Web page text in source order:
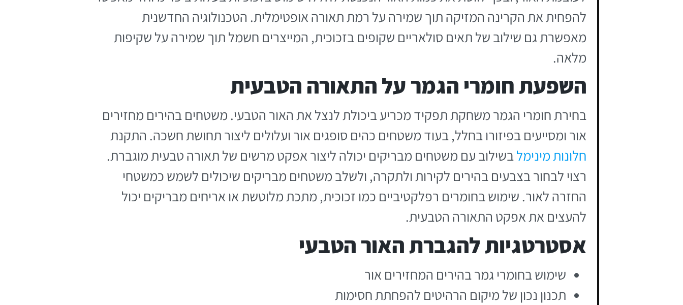
להפחית את הקרינה המזיקה תוך שמירה על רמת תאורה אופטימלית. הטכנולוגיה החדשנית
מאפשרת גם שילוב של תאים סולאריים שקופים בזכוכית, המייצרים חשמל תוך שמירה על שקיפות
מלאה.
השפעת חומרי הגמר על התאורה הטבעית
בחירת חומרי הגמר משחקת תפקיד מכריע ביכולת לנצל את האור הטבעי. משטחים בהירים מחזירים
אור ומסייעים בפיזורו בחלל, בעוד משטחים כהים סופגים אור ועלולים ליצור תחושת חשכה. התקנת
חלונות מינימלבשילוב עם משטחים מבריקים יכולה ליצור אפקט מרשים של תאורה טבעית מוגברת.
רצוי לבחור בצבעים בהירים לקירות ולתקרה, ולשלב משטחים מבריקים שיכולים לשמש כמשטחי
החזרה לאור. שימוש בחומרים רפלקטיביים כמו זכוכית, מתכת מלוטשת או אריחים מבריקים יכול
להעצים את אפקט התאורה הטבעית.
אסטרטגיות להגברת האור הטבעי
שימוש בחומרי גמר בהירים המחזירים אור
תכנון נכון של מיקום הרהיטים להפחתת חסימות